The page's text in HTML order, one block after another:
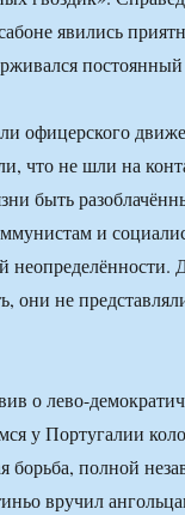
явились
постоянный
офицерского
что не шли на
быть
и
неопределённости.
они не
о лево-
у Португалии
борьба, полной
вручил